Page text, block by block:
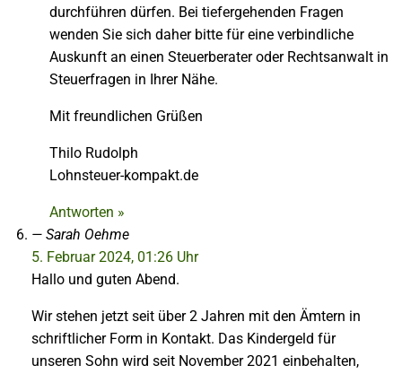
durchführen dürfen. Bei tiefergehenden Fragen
wenden Sie sich daher bitte für eine verbindliche
Auskunft an einen Steuerberater oder Rechtsanwalt in
Steuerfragen in Ihrer Nähe.
Mit freundlichen Grüßen
Thilo Rudolph
Lohnsteuer-kompakt.de
Antworten »
Sarah Oehme
5. Februar 2024, 01:26 Uhr
Hallo und guten Abend.
Wir stehen jetzt seit über 2 Jahren mit den Ämtern in
schriftlicher Form in Kontakt. Das Kindergeld für
unseren Sohn wird seit November 2021 einbehalten,